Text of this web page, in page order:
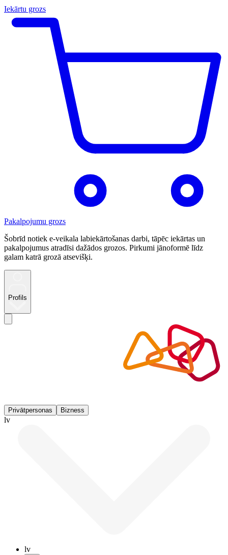
Iekārtu grozs
Pakalpojumu grozs
Šobrīd notiek e-veikala labiekārtošanas darbi, tāpēc iekārtas un
pakalpojumus atradīsi dažādos grozos. Pirkumi jānoformē līdz
galam katrā grozā atsevišķi.
Profils
Privātpersonas Bizness
lv
lv